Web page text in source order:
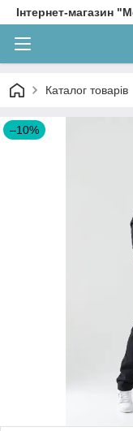
Інтернет-магазин
Каталог товарів
–10%